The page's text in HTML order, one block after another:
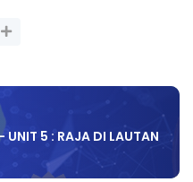
UNIT 5 : RAJA DI LAUTAN